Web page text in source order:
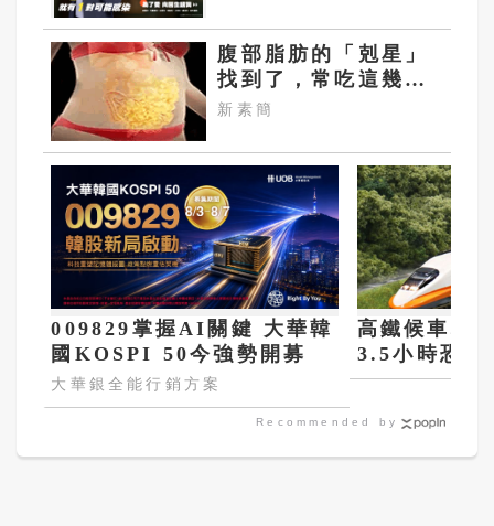
腹部脂肪的「剋星」
找到了，常吃這幾
物，吃走大肚囊，瘦
新素簡
009829掌握AI關鍵 大華韓
國KOSPI 50今強勢開募
大華銀全能行銷方案
高鐵候車站
3.5小時恐收
Recommended by